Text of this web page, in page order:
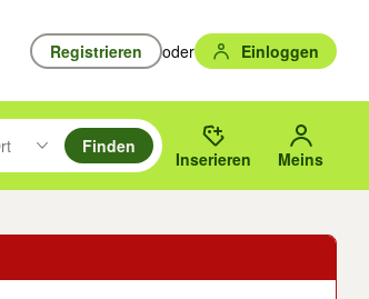
Registrieren oder Einloggen
durchsuchen und mit Eingabetaste
um zu suchen, oder Vorschläge mit den
des gewählten Orts oder PLZ.
Finden
Inserieren Meins